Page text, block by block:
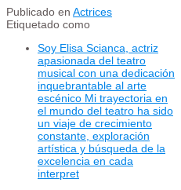
Publicado en Actrices
Etiquetado como
Soy Elisa Scianca, actriz
apasionada del teatro
musical con una dedicación
inquebrantable al arte
escénico Mi trayectoria en
el mundo del teatro ha sido
un viaje de crecimiento
constante, exploración
artística y búsqueda de la
excelencia en cada
interpret